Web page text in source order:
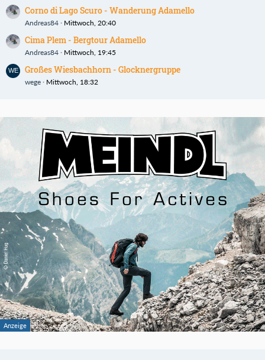
Corno di Lago Scuro - Wanderung Adamello
Andreas84 Mittwoch, 20:40
Cima Plem - Bergtour Adamello
Andreas84 Mittwoch, 19:45
Großes Wiesbachhorn - Glocknergruppe
wege Mittwoch, 18:32